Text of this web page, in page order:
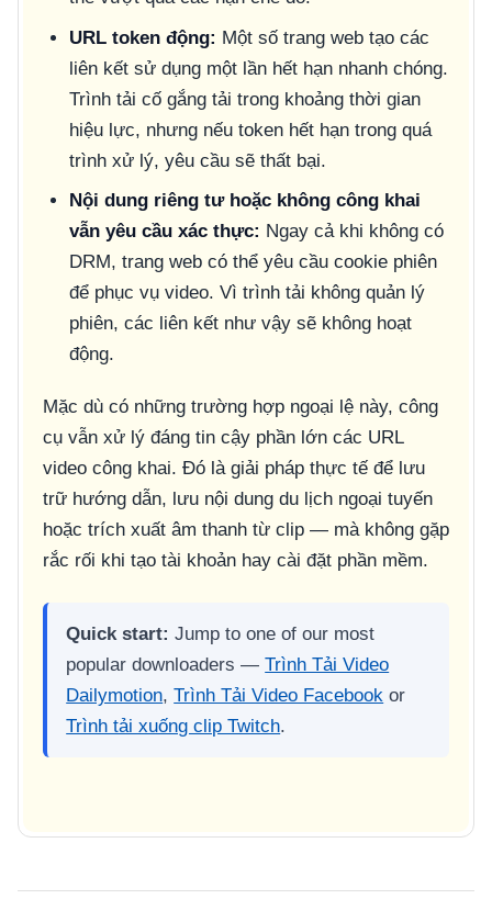
URL token động: Một số trang web tạo các
liên kết sử dụng một lần hết hạn nhanh chóng.
Trình tải cố gắng tải trong khoảng thời gian
hiệu lực, nhưng nếu token hết hạn trong quá
trình xử lý, yêu cầu sẽ thất bại.
Nội dung riêng tư hoặc không công khai
vẫn yêu cầu xác thực: Ngay cả khi không có
DRM, trang web có thể yêu cầu cookie phiên
để phục vụ video. Vì trình tải không quản lý
phiên, các liên kết như vậy sẽ không hoạt
động.
Mặc dù có những trường hợp ngoại lệ này, công
cụ vẫn xử lý đáng tin cậy phần lớn các URL
video công khai. Đó là giải pháp thực tế để lưu
trữ hướng dẫn, lưu nội dung du lịch ngoại tuyến
hoặc trích xuất âm thanh từ clip — mà không gặp
rắc rối khi tạo tài khoản hay cài đặt phần mềm.
Quick start: Jump to one of our most
popular downloaders —Trình Tải Video
Dailymotion,Trình Tải Video Facebook or
Trình tải xuống clip Twitch.